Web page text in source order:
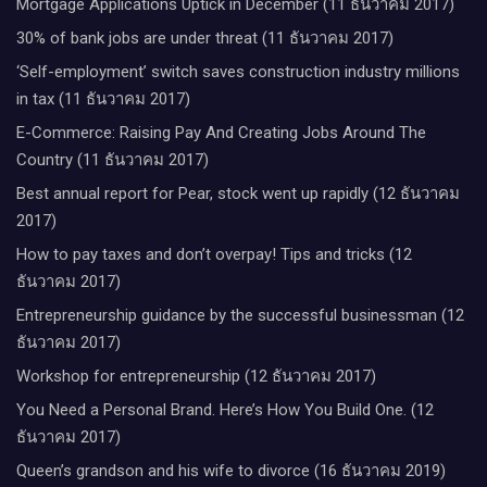
Mortgage Applications Uptick in December (11 ธันวาคม 2017)
30% of bank jobs are under threat (11 ธันวาคม 2017)
‘Self-employment’ switch saves construction industry millions
in tax (11 ธันวาคม 2017)
E-Commerce: Raising Pay And Creating Jobs Around The
Country (11 ธันวาคม 2017)
Best annual report for Pear, stock went up rapidly (12 ธันวาคม
2017)
How to pay taxes and don’t overpay! Tips and tricks (12
ธันวาคม 2017)
Entrepreneurship guidance by the successful businessman (12
ธันวาคม 2017)
Workshop for entrepreneurship (12 ธันวาคม 2017)
You Need a Personal Brand. Here’s How You Build One. (12
ธันวาคม 2017)
Queen’s grandson and his wife to divorce (16 ธันวาคม 2019)